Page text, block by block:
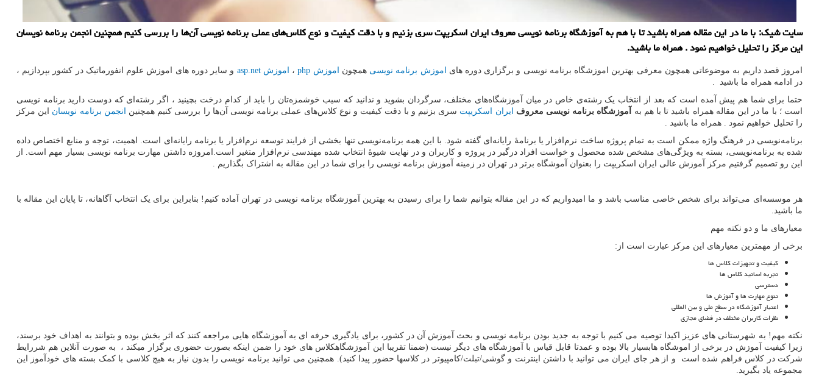
سایت شیک: با ما در این مقاله همراه باشید تا با هم به آموزشگاه برنامه نویسی معروف ایران اسکریپت سری بزنیم و با دقت کیفیت و نوع کلاس‌های عملی برنامه نویسی آن‌ها را بررسی کنیم همچنین انجمن برنامه نویسان
این مرکز را تحلیل خواهیم نمود . همراه ما باشید.
امروز قصد داریم به موضوعاتی همچون معرفی بهترین اموزشگاه برنامه نویسی و برگزاری دوره های اموزش برنامه نویسی همچون اموزش php، اموزشasp.net و سایر دوره های اموزش علوم انفورماتیک در کشور بپردازیم ،
در ادامه همراه ما باشید .
حتما برای شما هم پیش آمده‌ است که بعد از انتخاب یک رشته‌ی خاص در میان آموزشگاه‌های مختلف، سرگردان بشوید و ندانید که سیب خوشمزه‌تان را باید از کدام درخت بچینید ، اگر رشته‌ای که دوست دارید برنامه ‌نویسی
است ؛ با ما در این مقاله همراه باشید تا با هم به آموزشگاه برنامه نویسی معروف ایران اسکریپت سری بزنیم و با دقت کیفیت و نوع کلاس‌های عملی برنامه نویسی آن‌ها را بررسی کنیم همچنین انجمن برنامه نویسان این مرکز
را تحلیل خواهیم نمود . همراه ما باشید .
برنامه‌نویسی در فرهنگ واژه ممکن است به تمام پروژه ساخت نرم‌افزار یا برنامهٔ رایانه‌ای گفته شود. با این همه برنامه‌نویسی تنها بخشی از فرایند توسعه نرم‌افزار یا برنامه رایانه‌ای است. اهمیت، توجه و منابع اختصاص داده
شده به برنامه‌نویسی، بسته به ویژگی‌های مشخص شده محصول و خواست افراد درگیر در پروژه و کاربران و در نهایت شیوهٔ انتخاب شده مهندسی نرم‌افزار متغیر است.امروزه داشتن مهارت برنامه نویسی بسیار مهم است. از
این رو تصمیم گرفتیم مرکز آموزش عالی ایران اسکریپت را بعنوان آموشگاه برتر در تهران در زمینه آموزش برنامه نویسی را برای شما در این مقاله به اشتراک بگذاریم .
هر موسسه‌ای می‌تواند برای شخص خاصی مناسب باشد و ما امیدواریم که در این مقاله بتوانیم شما را برای رسیدن به بهترین آموزشگاه برنامه‌ نویسی در تهران آماده کنیم! بنابراین برای یک انتخاب آگاهانه، تا پایان این مقاله با
ما باشید.
معیارهای ما و دو نکته مهم
برخی از مهمترین معیارهای این مرکز عبارت است از:
کیفیت و تجهیزات کلاس ها
تجربه اساتید کلاس ها
دسترسی
تنوع مهارت ها و آموزش ها
اعتبار آموزشگاه در سطح ملی و بین المللی
نظرات کاربران مختلف در فضای مجازی
نکته مهم! به شهرستانی های عزیز اکیدا توصیه می کنیم با توجه به جدید بودن برنامه نویسی و بحث آموزش آن در کشور، برای یادگیری حرفه ای به آموزشگاه هایی مراجعه کنند که اثر بخش بوده و بتوانند به اهداف خود برسند،
زیرا کیفیت آموزش در برخی از اموشگاه هابسیار بالا بوده و عمدتا قابل قیاس با آموزشگاه های دیگر نیست (ضمنا تقریبا این آموزشگاهکلاس های خود را ضمن اینکه بصورت حضوری برگزار میکند ، به صورت آنلاین هم شررایط
شرکت در کلاس فراهم شده است و از هر جای ایران می توانید با داشتن اینترنت و گوشی/تبلت/کامپیوتر در کلاسها حضور پیدا کنید). همچنین می توانید برنامه نویسی را بدون نیاز به هیچ کلاسی با کمک بسته های خودآموز این
مجموعه یاد بگیرید.